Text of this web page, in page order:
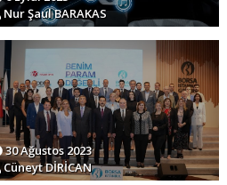
Nur Şaul BARAKAS
30 Ağustos 2023
Cüneyt DİRİCAN